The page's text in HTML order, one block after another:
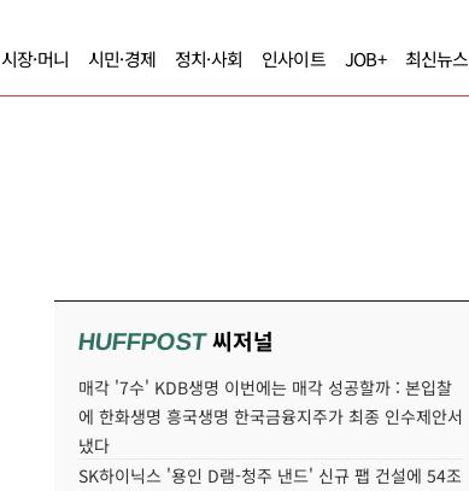
시장·머니 시민·경제 정치·사회 인사이트 JOB+ 최신뉴스
HUFFPOST씨저널
매각 '7수' KDB생명 이번에는 매각 성공할까 : 본입찰
에 한화생명 흥국생명 한국금융지주가 최종 인수제안서
냈다
SK하이닉스 '용인 D램-청주 낸드' 신규 팹 건설에 54조